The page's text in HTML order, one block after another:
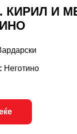
КИРИЛ И
Неготино